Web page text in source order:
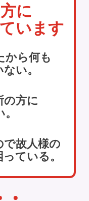
に
います
から何も
い。
の方に
で故人様の
ている。